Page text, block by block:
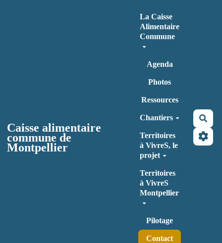
Caisse alimentaire
commune de
Montpellier
La Caisse
Alimentaire
Commune
Agenda
Photos
Ressources
Chantiers
Territoires
à VivreS, le
projet
Territoires
à VivreS
Montpellier
Pilotage
Contact